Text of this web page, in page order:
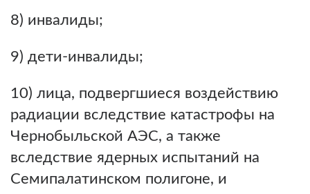
8) инвалиды;
9) дети-инвалиды;
10) лица, подвергшиеся воздействию
радиации вследствие катастрофы на
Чернобыльской АЭС, а также
вследствие ядерных испытаний на
Семипалатинском полигоне, и